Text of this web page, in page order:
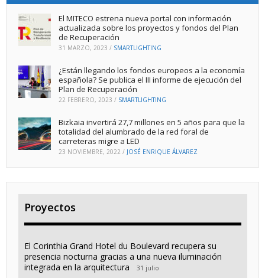
El MITECO estrena nueva portal con información
actualizada sobre los proyectos y fondos del Plan
de Recuperación
31 MARZO, 2023 / SMARTLIGHTING
¿Están llegando los fondos europeos a la economía
española? Se publica el III informe de ejecución del
Plan de Recuperación
22 FEBRERO, 2023 / SMARTLIGHTING
Bizkaia invertirá 27,7 millones en 5 años para que la
totalidad del alumbrado de la red foral de
carreteras migre a LED
23 NOVIEMBRE, 2022 / JOSÉ ENRIQUE ÁLVAREZ
Proyectos
El Corinthia Grand Hotel du Boulevard recupera su
presencia nocturna gracias a una nueva iluminación
integrada en la arquitectura
31 julio